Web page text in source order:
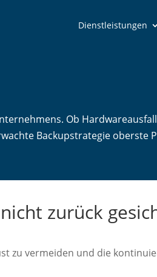
Dienstleistungen
Ob
Backupstrategie oberste
zurück
zu vermeiden und die